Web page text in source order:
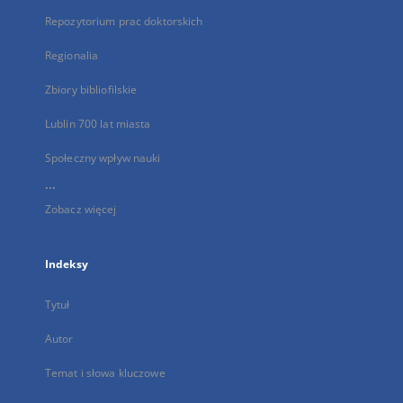
Repozytorium prac doktorskich
Regionalia
Zbiory bibliofilskie
Lublin 700 lat miasta
Społeczny wpływ nauki
...
Zobacz więcej
Indeksy
Tytuł
Autor
Temat i słowa kluczowe